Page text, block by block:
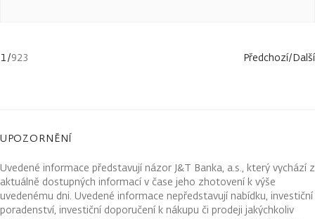
1/923 Předchozí/Další
UPOZORNĚNÍ
Uvedené informace představují názor J&T Banka, a.s., který vychází z
aktuálně dostupných informací v čase jeho zhotovení k výše
uvedenému dni. Uvedené informace nepředstavují nabídku, investiční
poradenství, investiční doporučení k nákupu či prodeji jakýchkoliv